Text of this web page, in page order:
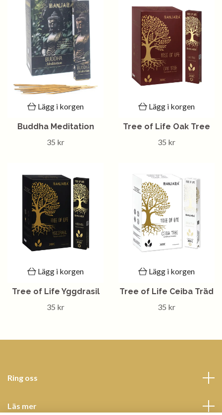
Lägg i korgen
Buddha Meditation
35 kr
Lägg i korgen
Tree of Life Oak Tree
35 kr
Lägg i korgen
Tree of Life Yggdrasil
35 kr
Lägg i korgen
Tree of Life Ceiba Träd
35 kr
Ring oss
Läs mer